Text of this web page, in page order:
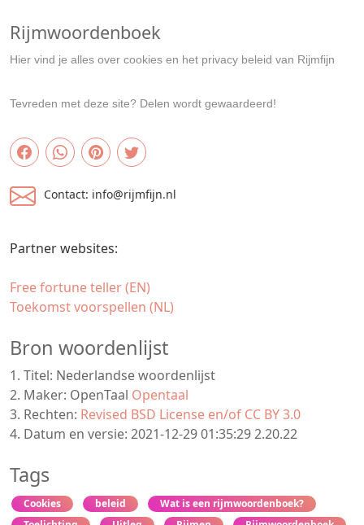
Rijmwoordenboek
Hier vind je alles over cookies en het privacy beleid van Rijmfijn
Tevreden met deze site? Delen wordt gewaardeerd!
Contact: info@rijmfijn.nl
Partner websites:
Free fortune teller (EN)
Toekomst voorspellen (NL)
Bron woordenlijst
1. Titel: Nederlandse woordenlijst
2. Maker: OpenTaal Opentaal
3. Rechten: Revised BSD License en/of CC BY 3.0
4. Datum en versie: 2021-12-29 01:35:29 2.20.22
Tags
Cookies beleid
Wat is een rijmwoordenboek?